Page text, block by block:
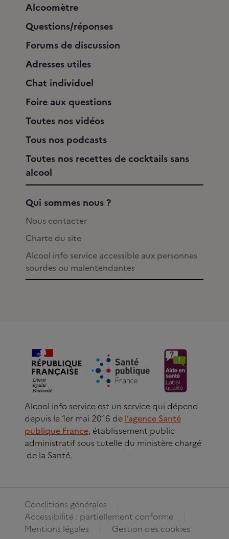
Alcoomètre
Questions/réponses
Forums de discussion
Adresses utiles
Chat individuel
Foire aux questions
Toutes nos vidéos
Tous nos podcasts
Toutes nos recettes de cocktails sans
alcool
Qui sommes nous ?
Nous contacter
Charte du site
Alcool info service accessible aux personnes
sourdes ou malentendantes
Alcool info service est un service qui dépend
depuis le 1er mai 2016 de l’agence Santé
publique France, établissement public
administratif sous tutelle du ministère chargé
de la Santé.
Conditions générales
Accessibilité : partiellement conforme
Mentions légales
Gestion des cookies